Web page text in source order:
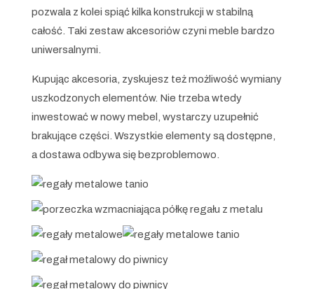
pozwala z kolei spiąć kilka konstrukcji w stabilną
całość. Taki zestaw akcesoriów czyni meble bardzo
uniwersalnymi.
Kupując akcesoria, zyskujesz też możliwość wymiany
uszkodzonych elementów. Nie trzeba wtedy
inwestować w nowy mebel, wystarczy uzupełnić
brakujące części. Wszystkie elementy są dostępne,
a dostawa odbywa się bezproblemowo.